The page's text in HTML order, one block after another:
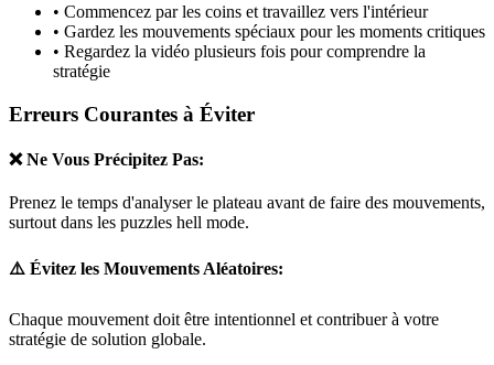
• Commencez par les coins et travaillez vers l'intérieur
• Gardez les mouvements spéciaux pour les moments critiques
• Regardez la vidéo plusieurs fois pour comprendre la
stratégie
Erreurs Courantes à Éviter
❌ Ne Vous Précipitez Pas:
Prenez le temps d'analyser le plateau avant de faire des mouvements,
surtout dans les puzzles hell mode.
⚠️ Évitez les Mouvements Aléatoires:
Chaque mouvement doit être intentionnel et contribuer à votre
stratégie de solution globale.